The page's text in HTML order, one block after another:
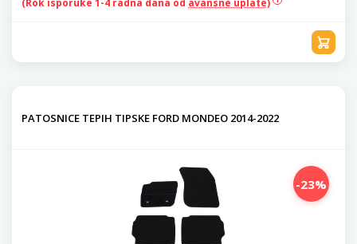
PATOSNICE TEPIH TIPSKE FORD MONDEO 2014-2022
-23%